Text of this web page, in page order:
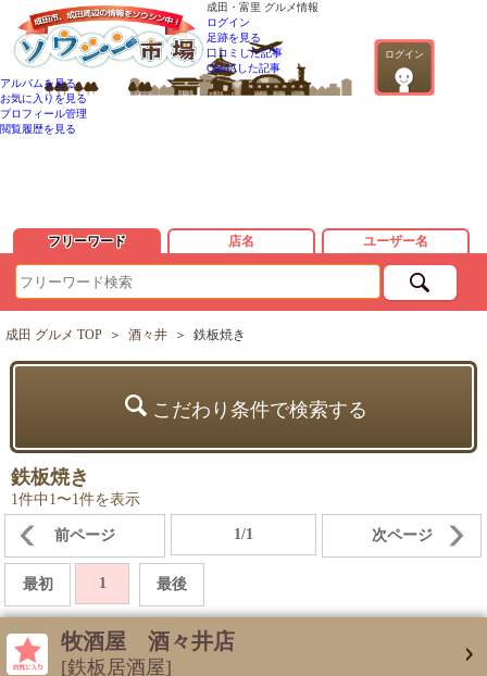
成田・富里 グルメ情報
ログイン
ログイン
足跡を見る
口コミした記事
QandAした記事
アルバムを見る
お気に入りを見る
プロフィール管理
閲覧履歴を見る
フリーワード 店名 ユーザー名
成田 グルメ TOP ＞ 酒々井 ＞ 鉄板焼き
こだわり条件で検索する
鉄板焼き
1件中1〜1件を表示
前ページ 1/1 次ページ
最初 1 最後
牧酒屋 酒々井店
[鉄板居酒屋]